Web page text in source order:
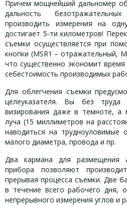
Причем мощнейший дальномер
дальность
производить измерения на
достигает 5-ти километров!
съемки осуществляется при
кнопки (MSR1 – отражательный,
что существенно экономит
себестоимость производимых
Для облегчения съемки
целеуказателя. Вы без труда
визирования даже в темноте, а
луча (15 миллиметров на
наводиться на трудноуловимые
малого диаметра, провода и пр.
Два кармана для размещения
прибора позволяют
прерывая процесса съемки. Две
в течение всего рабочего дня,
непрерывного измерения углов и